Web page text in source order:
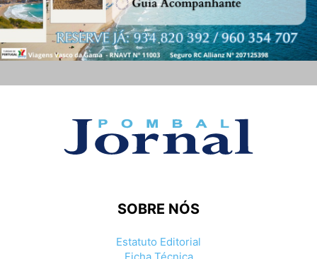
SOBRE NÓS
Estatuto Editorial
Ficha Técnica